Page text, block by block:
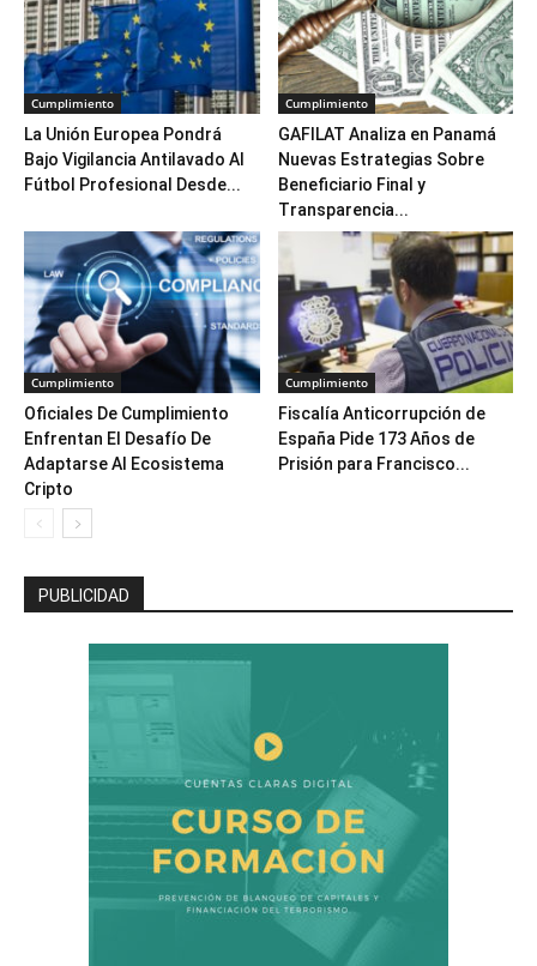
Cumplimiento
La Unión Europea Pondrá
Bajo Vigilancia Antilavado Al
Fútbol Profesional Desde...
Cumplimiento
GAFILAT Analiza en Panamá
Nuevas Estrategias Sobre
Beneficiario Final y
Transparencia...
Cumplimiento
Oficiales De Cumplimiento
Enfrentan El Desafío De
Adaptarse Al Ecosistema
Cripto
Cumplimiento
Fiscalía Anticorrupción de
España Pide 173 Años de
Prisión para Francisco...
PUBLICIDAD